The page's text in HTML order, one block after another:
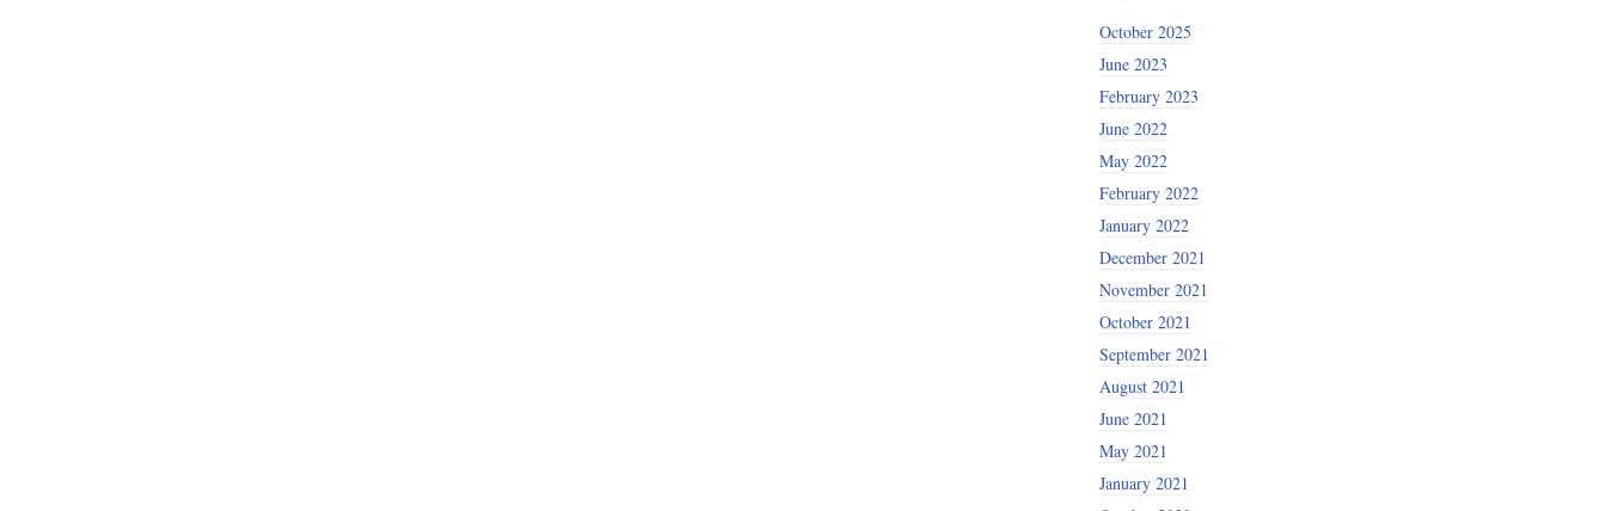
October 2025
June 2023
February 2023
June 2022
May 2022
February 2022
January 2022
December 2021
November 2021
October 2021
September 2021
August 2021
June 2021
May 2021
January 2021